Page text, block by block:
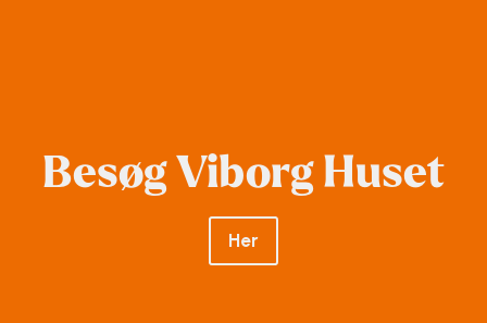
Besøg Viborg Huset
Her